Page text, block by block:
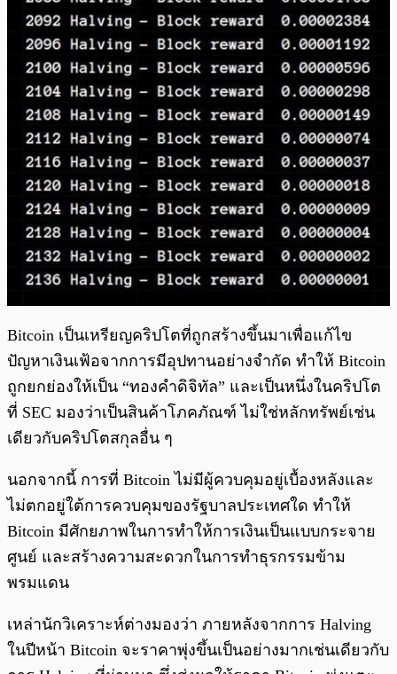
Bitcoin เป็นเหรียญคริปโตที่ถูกสร้างขึ้นมาเพื่อแก้ไข
ปัญหาเงินเฟ้อจากการมีอุปทานอย่างจำกัด ทำให้ Bitcoin
ถูกยกย่องให้เป็น “ทองคำดิจิทัล” และเป็นหนึ่งในคริปโต
ที่ SEC มองว่าเป็นสินค้าโภคภัณฑ์ ไม่ใช่หลักทรัพย์เช่น
เดียวกับคริปโตสกุลอื่น ๆ
นอกจากนี้ การที่ Bitcoin ไม่มีผู้ควบคุมอยู่เบื้องหลังและ
ไม่ตกอยู่ใต้การควบคุมของรัฐบาลประเทศใด ทำให้
Bitcoin มีศักยภาพในการทำให้การเงินเป็นแบบกระจาย
ศูนย์ และสร้างความสะดวกในการทำธุรกรรมข้าม
พรมแดน
เหล่านักวิเคราะห์ต่างมองว่า ภายหลังจากการ Halving
ในปีหน้า Bitcoin จะราคาพุ่งขึ้นเป็นอย่างมากเช่นเดียวกับ